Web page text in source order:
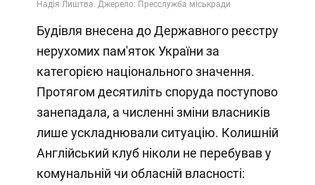
Будівля внесена до Державного реєстру
нерухомих пам'яток України за
категорією національного значення.
Протягом десятиліть споруда поступово
занепадала, а численні зміни власників
лише ускладнювали ситуацію. Колишній
Англійський клуб ніколи не перебував у
комунальній чи обласній власності: